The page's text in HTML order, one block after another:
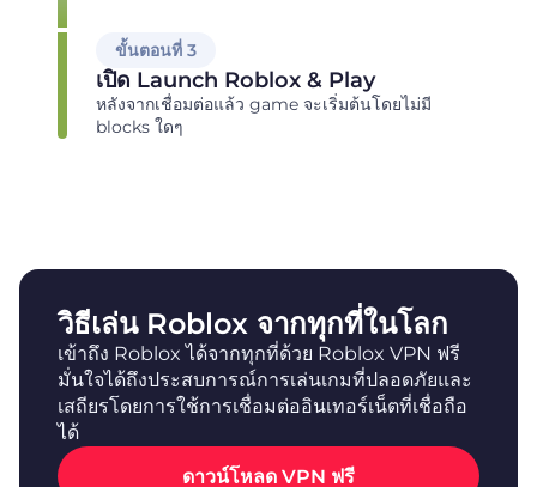
ขั้นตอนที่ 3
เปิด Launch Roblox & Play
หลังจากเชื่อมต่อแล้ว game จะเริ่มต้นโดยไม่มี
blocks ใดๆ
วิธีเล่น Roblox จากทุกที่ในโลก
เข้าถึง Roblox ได้จากทุกที่ด้วย Roblox VPN ฟรี
มั่นใจได้ถึงประสบการณ์การเล่นเกมที่ปลอดภัยและ
เสถียรโดยการใช้การเชื่อมต่ออินเทอร์เน็ตที่เชื่อถือ
ได้
ดาวน์โหลด VPN ฟรี